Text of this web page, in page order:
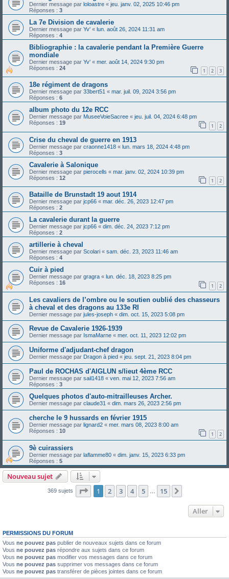
Dernier message par loloastre « jeu. janv. 02, 2025 10:46 pm
Réponses : 3
La 7e Division de cavalerie
Dernier message par Yv' « lun. août 26, 2024 11:31 am
Réponses : 4
Bibliographie : la cavalerie pendant la Première Guerre
mondiale
Dernier message par Yv' « mer. août 14, 2024 9:30 pm
Réponses : 24 1 2 3
18e régiment de dragons
Dernier message par 33bert51 « mar. juil. 09, 2024 3:56 pm
Réponses : 6
album photo du 12e RCC
Dernier message par MuseeVoieSacree « jeu. juil. 04, 2024 6:48 pm
Réponses : 19 1 2
Crise du cheval de guerre en 1913
Dernier message par craonne1418 « lun. mars 18, 2024 4:48 pm
Réponses : 3
Cavalerie à Salonique
Dernier message par pierocells « mar. janv. 02, 2024 10:39 pm
Réponses : 12 1 2
Bataille de Brunstadt 19 aout 1914
Dernier message par jcp66 « mar. déc. 26, 2023 12:47 pm
Réponses : 2
La cavalerie durant la guerre
Dernier message par jcp66 « dim. déc. 24, 2023 7:12 pm
Réponses : 2
artillerie à cheval
Dernier message par Scolari « sam. déc. 23, 2023 11:46 am
Réponses : 4
Cuir à pied
Dernier message par gragra « lun. déc. 18, 2023 8:25 pm
Réponses : 16 1 2
Les cavaliers de l’ombre ou le soutien oublié des chasseurs
à cheval et des dragons au 133e RI
Dernier message par jules-joseph « dim. oct. 15, 2023 5:08 pm
Revue de Cavalerie 1926-1939
Dernier message par IsmaMarne « mer. oct. 11, 2023 12:02 pm
Uniforme d'adjudant-chef dragon
Dernier message par Dragon à pied « jeu. sept. 21, 2023 8:04 pm
Paul de ROCHAS d'AIGLUN s/lieut 4ème RCC
Dernier message par sail1418 « ven. mai 12, 2023 7:56 am
Réponses : 3
Quelques photos d'auto-mitrailleuses Archer.
Dernier message par claude31 « dim. mars 26, 2023 2:56 pm
cherche le 9 hussards en février 1915
Dernier message par lignard2 « mer. mars 08, 2023 8:00 am
Réponses : 10 1 2
9è cuirassiers
Dernier message par laflamme80 « dim. janv. 15, 2023 6:33 pm
Réponses : 5
Nouveau sujet
369 sujets Page 1sur15
1 2 3 4 5 15
Aller
PERMISSIONS DU FORUM
Vous ne pouvez pas publier de nouveaux sujets dans ce forum
Vous ne pouvez pas répondre aux sujets dans ce forum
Vous ne pouvez pas modifier vos messages dans ce forum
Vous ne pouvez pas supprimer vos messages dans ce forum
Vous ne pouvez pas transférer de pièces jointes dans ce forum